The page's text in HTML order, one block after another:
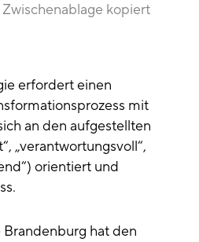
Zwischenablage kopiert
erfordert einen
mit
an den aufgestellten
„verantwortungsvoll“,
orientiert und
hat den